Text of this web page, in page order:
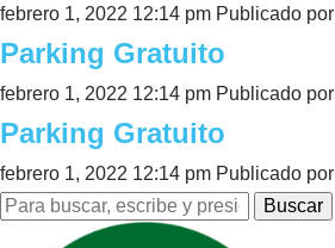
febrero 1, 2022 12:14 pm Publicado por
Parking Gratuito
febrero 1, 2022 12:14 pm Publicado por
Parking Gratuito
febrero 1, 2022 12:14 pm Publicado por
Buscar